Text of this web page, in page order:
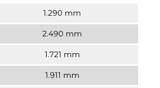
1.290 mm
2.490 mm
1.721 mm
1.911 mm